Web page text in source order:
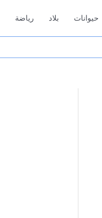
حيوانات بلاد رياضة